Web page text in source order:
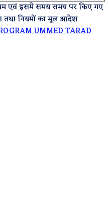
एवं इसमे समय समय पर किए गए
तथा नियमों का मूल आदेश
UMMED TARAD